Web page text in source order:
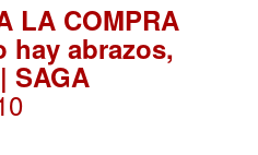
LA COMPRA
hay abrazos,
SAGA